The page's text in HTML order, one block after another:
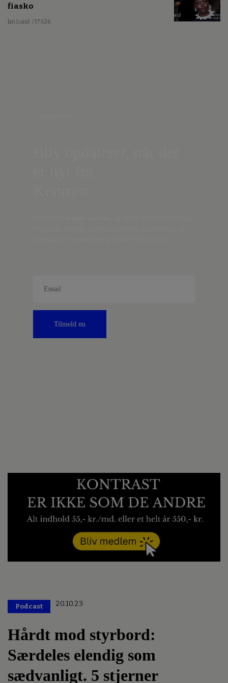
fiasko
Jan Lund / 17.5.26
Tilmeld nu
Podcast 20.10.23
Hårdt mod styrbord:
Særdeles elendig som
sædvanligt. 5 stjerner